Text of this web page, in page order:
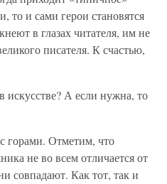
то и сами герои становятся
в глазах читателя, им не
писателя. К счастью,
А если нужна, то
горами. Отметим, что
не во всем отличается от
совпадают. Как тот, так и